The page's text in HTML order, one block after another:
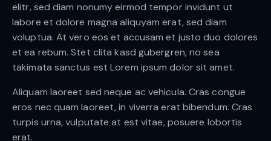
elitr, sed diam nonumy eirmod tempor invidunt ut
labore et dolore magna aliquyam erat, sed diam
voluptua. At vero eos et accusam et justo duo dolores
et ea rebum. Stet clita kasd gubergren, no sea
takimata sanctus est Lorem ipsum dolor sit amet.
Aliquam laoreet sed neque ac vehicula. Cras congue
eros nec quam laoreet, in viverra erat bibendum. Cras
turpis urna, vulputate at est vitae, posuere lobortis
erat.